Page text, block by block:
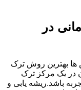
در
ها بهترین روش ترک
در یک مرکز ترک
باشد.ریشه یابی و